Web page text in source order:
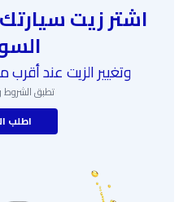
اشتر زيت
وتغيير الزيت عند
تطبق الشروط
اطلب